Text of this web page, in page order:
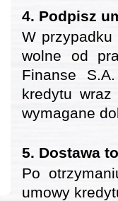
4. Podpisz
W
wolne od
Finanse
kredytu wraz
wymagane
5. Dostawa
Po
umowy